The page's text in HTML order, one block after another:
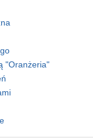
"Oranżeria"